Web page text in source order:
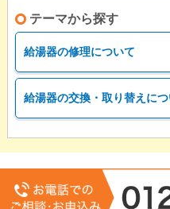
テーマから探す
給湯器の修理について
給湯器の交換・取り替えに